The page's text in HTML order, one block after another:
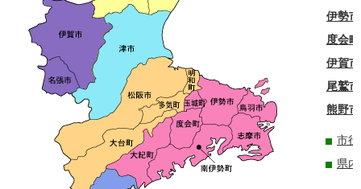
伊勢市
度会町
伊賀市
尾鷲市
熊野市
市
県